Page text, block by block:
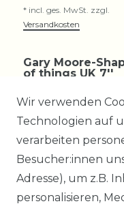
* incl. ges. MwSt. zzgl.
Versandkosten
Gary Moore-
of things UK 7''
Schallplatten
12,99 € *
incl. ges. MwSt.
zzgl.
Wir verwenden
Technologien auf
verarbeiten
Besucher:innen
Adresse), um z.B.
personalisieren,